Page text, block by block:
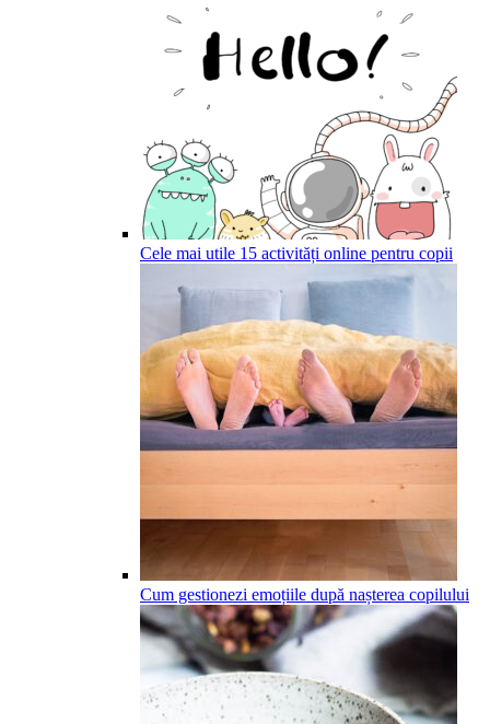
Cele mai utile 15 activități online pentru copii
Cum gestionezi emoțiile după nașterea copilului